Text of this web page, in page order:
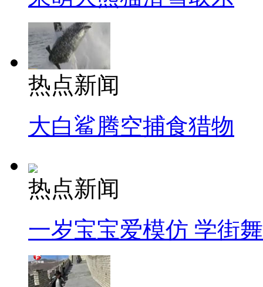
热点新闻
大白鲨腾空捕食猎物
热点新闻
一岁宝宝爱模仿 学街